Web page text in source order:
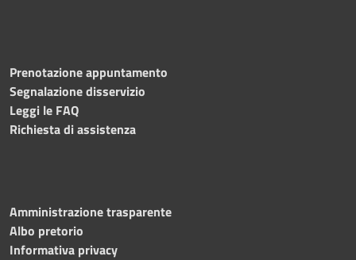
Prenotazione appuntamento
Segnalazione disservizio
Leggi le FAQ
Richiesta di assistenza
Amministrazione trasparente
Albo pretorio
Informativa privacy